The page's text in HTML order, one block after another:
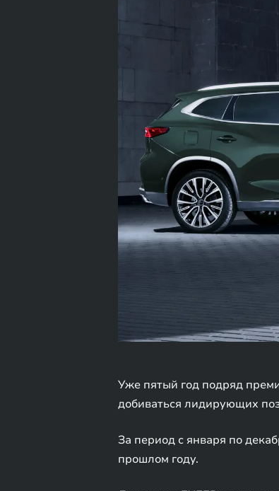
Уже пятый год подряд
добиваться лидирующих
За период с января по
прошлом году.